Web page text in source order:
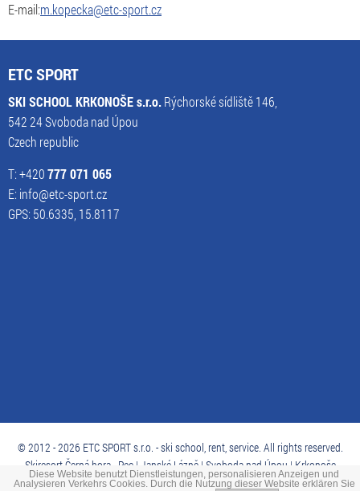
Diese Website benutzt Dienstleistungen, personalisieren Anzeigen und
Analysieren Verkehrs Cookies. Durch die Nutzung dieser Website erklären Sie
E-mail:m.kopecka@etc-sport.cz
ETC SPORT
SKI SCHOOL KRKONOŠE s.r.o.Rýchorské sídliště 146,
542 24 Svoboda nad Úpou
Czech republic
T: +420777 071 065
E: info@etc-sport.cz
GPS: 50.6335, 15.8117
© 2012 - 2026 ETC SPORT s.r.o. - ski school, rent, service. All rights reserved.
Skiresort Černá hora - Pec | Janské Lázně | Svoboda nad Úpou | Krkonoše